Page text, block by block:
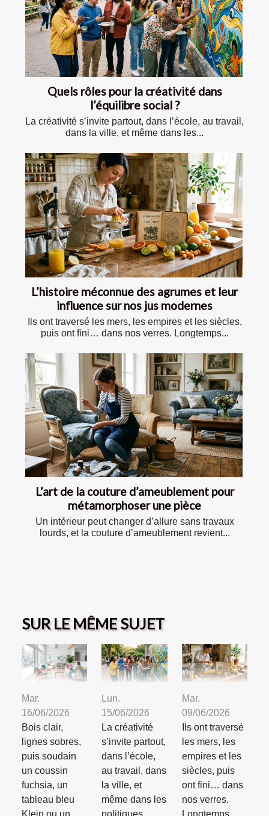
Quels rôles pour la créativité dans
l’équilibre social ?
La créativité s’invite partout, dans l’école, au travail,
dans la ville, et même dans les...
L’histoire méconnue des agrumes et leur
influence sur nos jus modernes
Ils ont traversé les mers, les empires et les siècles,
puis ont fini… dans nos verres. Longtemps...
L’art de la couture d’ameublement pour
métamorphoser une pièce
Un intérieur peut changer d’allure sans travaux
lourds, et la couture d’ameublement revient...
SUR LE MÊME SUJET
Mar.
16/06/2026
Bois clair,
lignes sobres,
puis soudain
un coussin
fuchsia, un
tableau bleu
Klein ou un
Lun.
15/06/2026
La créativité
s’invite partout,
dans l’école,
au travail, dans
la ville, et
même dans les
politiques...
Mar.
09/06/2026
Ils ont traversé
les mers, les
empires et les
siècles, puis
ont fini… dans
nos verres.
Longtemps